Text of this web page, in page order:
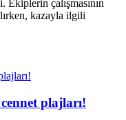
çalışmasının
kazayla ilgili
plajları!